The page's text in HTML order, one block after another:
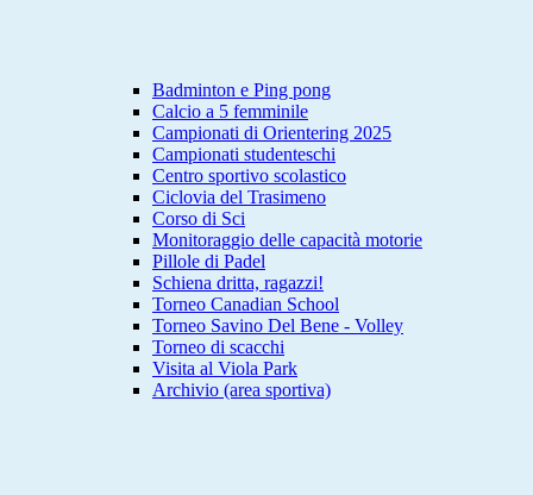
Badminton e Ping pong
Calcio a 5 femminile
Campionati di Orientering 2025
Campionati studenteschi
Centro sportivo scolastico
Ciclovia del Trasimeno
Corso di Sci
Monitoraggio delle capacità motorie
Pillole di Padel
Schiena dritta, ragazzi!
Torneo Canadian School
Torneo Savino Del Bene - Volley
Torneo di scacchi
Visita al Viola Park
Archivio (area sportiva)